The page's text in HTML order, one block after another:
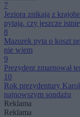
7
Jeziora znikają z
pytają, czy jeszcze
8
Mazurek pyta o koszt
nie wiem
9
Prezydent zmarnował
10
Rok prezydentury
najnowszym sondażu
Reklama
Reklama